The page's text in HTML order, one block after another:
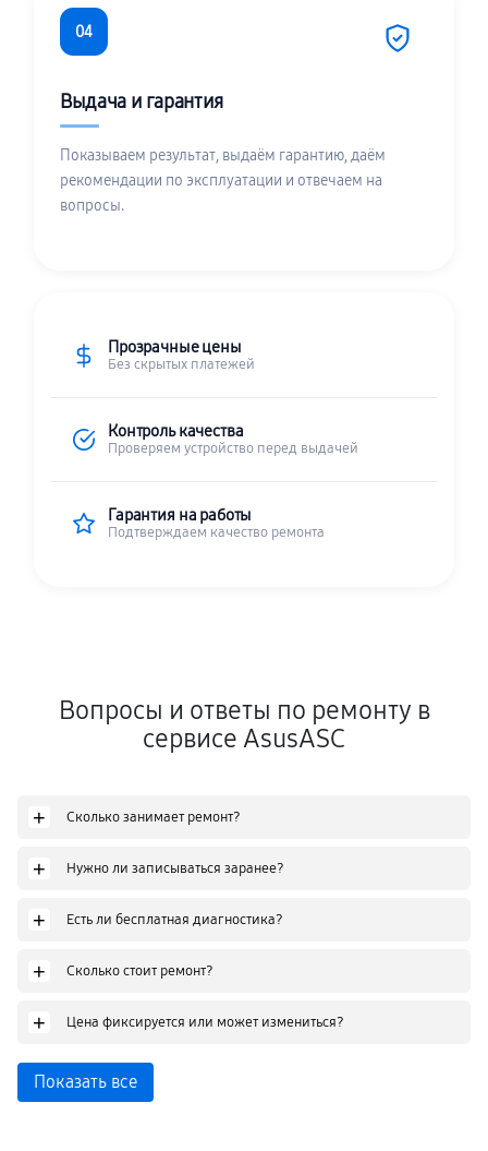
04
Выдача и гарантия
Показываем результат, выдаём гарантию, даём
рекомендации по эксплуатации и отвечаем на
вопросы.
Прозрачные цены
Без скрытых платежей
Контроль качества
Проверяем устройство перед выдачей
Гарантия на работы
Подтверждаем качество ремонта
Вопросы и ответы по ремонту в
сервисе AsusASC
+ Сколько занимает ремонт?
+ Нужно ли записываться заранее?
+ Есть ли бесплатная диагностика?
+ Сколько стоит ремонт?
+ Цена фиксируется или может измениться?
Показать все